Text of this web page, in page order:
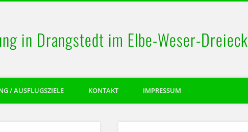
in Drangstedt im Elbe-Weser-Dreieck
/ AUSFLUGSZIELE KONTAKT IMPRESSUM